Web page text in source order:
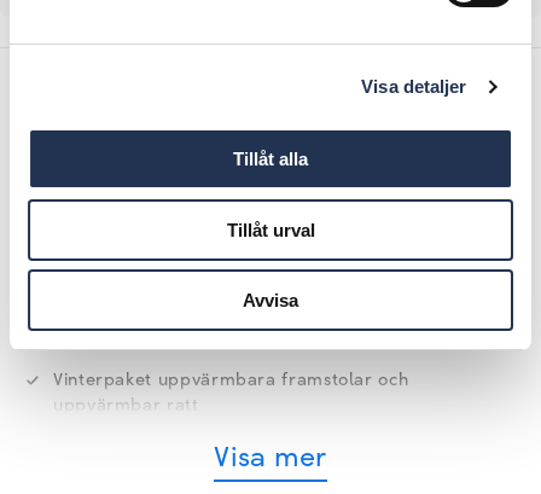
Visa detaljer
Tillåt alla
Tillåt urval
Avvisa
Utrustning
Backkamera rear assist
Ljus och sikt inklusive helljusassistent light assist
Vinterpaket uppvärmbara framstolar och
uppvärmbar ratt
Visa mer